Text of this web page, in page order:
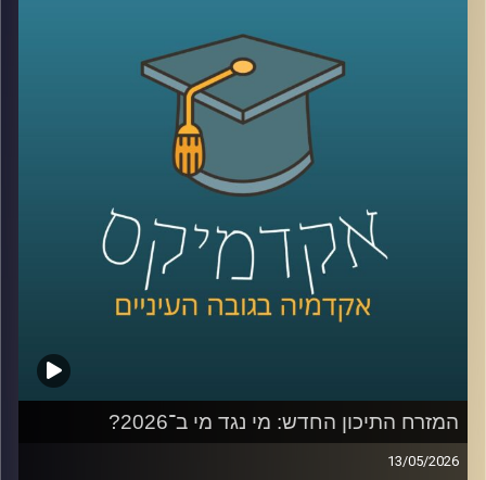
שמירה על קשר עם חברים, מציאת עבודה, אבל גם המון דברים
שליליים, אנחנו נחשפים לדברים שעושים לנו רע, מתגברים
יכולים לפתח הפרעות אכילה או דיכאון ועל אף שרובנו מבינים
את הנזקים הפוטנציאלים קשה לנו להתנתק או אפילו להמעיט
אז מה אפשר לעשות?
כדי לענות על השאלה הזו הצטרף אליי היום פרופ׳ צחי חייט,
ראש ההתמחות השיווקית בביה"ס סמי עופר לתקשורת.
קרדיט תמונות:AudioVersity
המזרח התיכון החדש: מי נגד מי ב־2026?
13/05/2026